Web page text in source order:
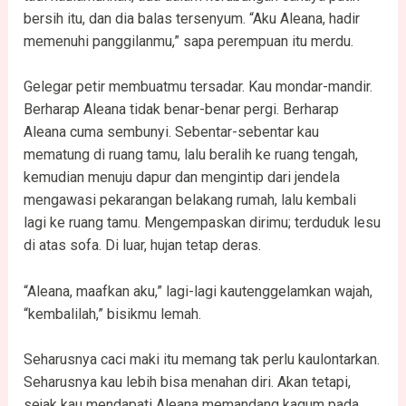
bersih itu, dan dia balas tersenyum. “Aku Aleana, hadir
memenuhi panggilanmu,” sapa perempuan itu merdu.
Gelegar petir membuatmu tersadar. Kau mondar-mandir.
Berharap Aleana tidak benar-benar pergi. Berharap
Aleana cuma sembunyi. Sebentar-sebentar kau
mematung di ruang tamu, lalu beralih ke ruang tengah,
kemudian menuju dapur dan mengintip dari jendela
mengawasi pekarangan belakang rumah, lalu kembali
lagi ke ruang tamu. Mengempaskan dirimu; terduduk lesu
di atas sofa. Di luar, hujan tetap deras.
“Aleana, maafkan aku,” lagi-lagi kautenggelamkan wajah,
“kembalilah,” bisikmu lemah.
Seharusnya caci maki itu memang tak perlu kaulontarkan.
Seharusnya kau lebih bisa menahan diri. Akan tetapi,